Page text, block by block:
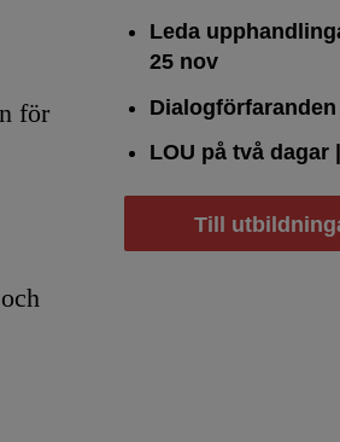
för
Leda
25 nov
Dialogförfaranden
LOU på två dagar
Till